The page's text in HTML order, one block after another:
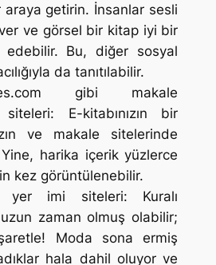
getirin. İnsanlar sesli
ve görsel bir kitap iyi bir
Bu, diğer sosyal
da tanıtılabilir.
gibi makale
E-kitabınızın bir
ve makale sitelerinde
Yine, harika içerik yüzlerce
kez görüntülenebilir.
yer imi siteleri: Kuralı
zaman olmuş olabilir;
Moda sona ermiş
hala dahil oluyor ve